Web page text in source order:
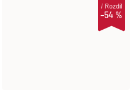
–54 %
iRozdíl